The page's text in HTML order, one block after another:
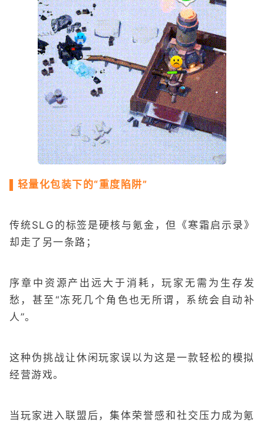
▌轻量化包装下的“重度陷阱”
传统SLG的标签是硬核与氪金，但《寒霜启示录》
却走了另一条路；
序章中资源产出远大于消耗，玩家无需为生存发
愁，甚至“冻死几个角色也无所谓，系统会自动补
人”。
这种伪挑战让休闲玩家误以为这是一款轻松的模拟
经营游戏。
当玩家进入联盟后，集体荣誉感和社交压力成为氪